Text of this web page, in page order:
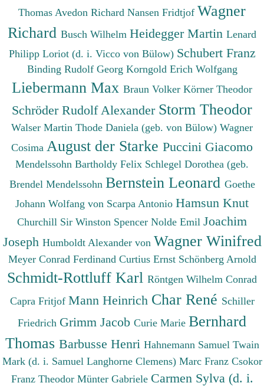
Thomas Avedon Richard Nansen Fridtjof Wagner
Richard Busch Wilhelm Heidegger Martin Lenard
Philipp Loriot (d. i. Vicco von Bülow) Schubert Franz
Binding Rudolf Georg Korngold Erich Wolfgang
Liebermann Max Braun Volker Körner Theodor
Schröder Rudolf Alexander Storm Theodor
Walser Martin Thode Daniela (geb. von Bülow) Wagner
Cosima August der Starke Puccini Giacomo
Mendelssohn Bartholdy Felix Schlegel Dorothea (geb.
Brendel Mendelssohn Bernstein Leonard Goethe
Johann Wolfang von Scarpa Antonio Hamsun Knut
Churchill Sir Winston Spencer Nolde Emil Joachim
Joseph Humboldt Alexander von Wagner Winifred
Meyer Conrad Ferdinand Curtius Ernst Schönberg Arnold
Schmidt-Rottluff Karl Röntgen Wilhelm Conrad
Capra Fritjof Mann Heinrich Char René Schiller
Friedrich Grimm Jacob Curie Marie Bernhard
Thomas Barbusse Henri Hahnemann Samuel Twain
Mark (d. i. Samuel Langhorne Clemens) Marc Franz Csokor
Franz Theodor Münter Gabriele Carmen Sylva (d. i.